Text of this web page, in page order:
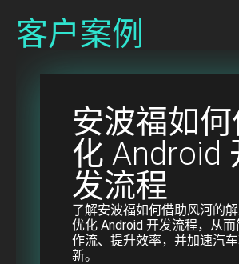
客户案例
安波福如何
化 Android
发流程
了解安波福如何借助风河的
优化 Android 开发流程，从而
作流、提升效率，并加速汽车
新。